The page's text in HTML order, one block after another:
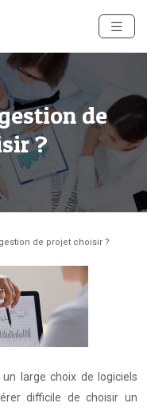
de
?
de projet choisir ?
difficile de choisir un